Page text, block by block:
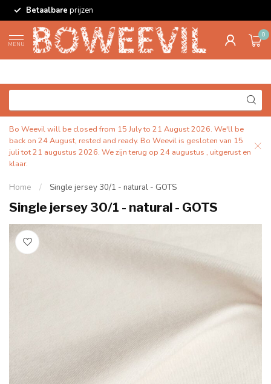
Betaalbare prijzen
MENU
0
Bo Weevil will be closed from 15 July to 21 August 2026. We'll be
back on 24 August, rested and ready. Bo Weevil is gesloten van 15
juli tot 21 augustus 2026. We zijn terug op 24 augustus , uitgerust en
klaar.
Home / Single jersey 30/1 - natural - GOTS
Single jersey 30/1 - natural - GOTS